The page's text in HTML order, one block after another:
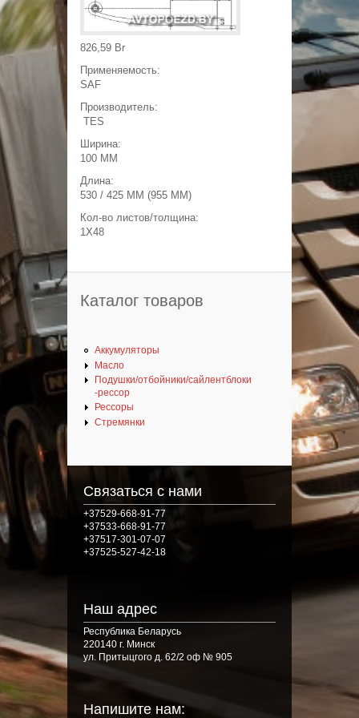
Появилась возможность
продажи листов рессоры
отдельно от пакета!
среда, июня 18, 2014 - 19:22
СКИДКА НА ВСЮ ПРОДУКЦИЮ!
Специальная СКИДКА для друзей
зарегистрированных в нашей группе 3%
четверг, июня 28, 2018 - 22:50
826,59 Br
Применяемость:
SAF
Производитель:
TES
Ширина:
100 MM
Длина:
530 / 425 MM (955 MM)
Кол-во листов/толщина:
1X48
Каталог товаров
Аккумуляторы
Масло
Подушки/отбойники/сайлентблоки
-рессор
Рессоры
Стремянки
Связаться с нами
+37529-668-91-77
+37533-668-91-77
+37517-301-07-07
+37525-527-42-18
Наш адрес
Республика Беларусь
220140 г. Минск
ул. Притыцгого д. 62/2 оф № 905
Напишите нам: